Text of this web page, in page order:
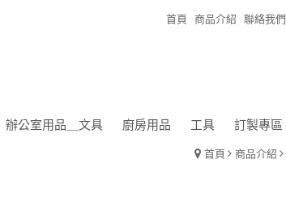
首頁 商品介紹 聯絡我們
辦公室用品＿文具 廚房用品 工具 訂製專區
首頁 商品介紹